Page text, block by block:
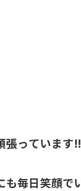
張っています‼
毎日笑顔で